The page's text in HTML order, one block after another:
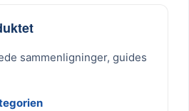
sammenligninger, guides